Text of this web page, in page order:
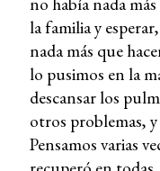
la familia y
nada más que
lo pusimos en la
descansar los
otros problemas,
Pensamos varias